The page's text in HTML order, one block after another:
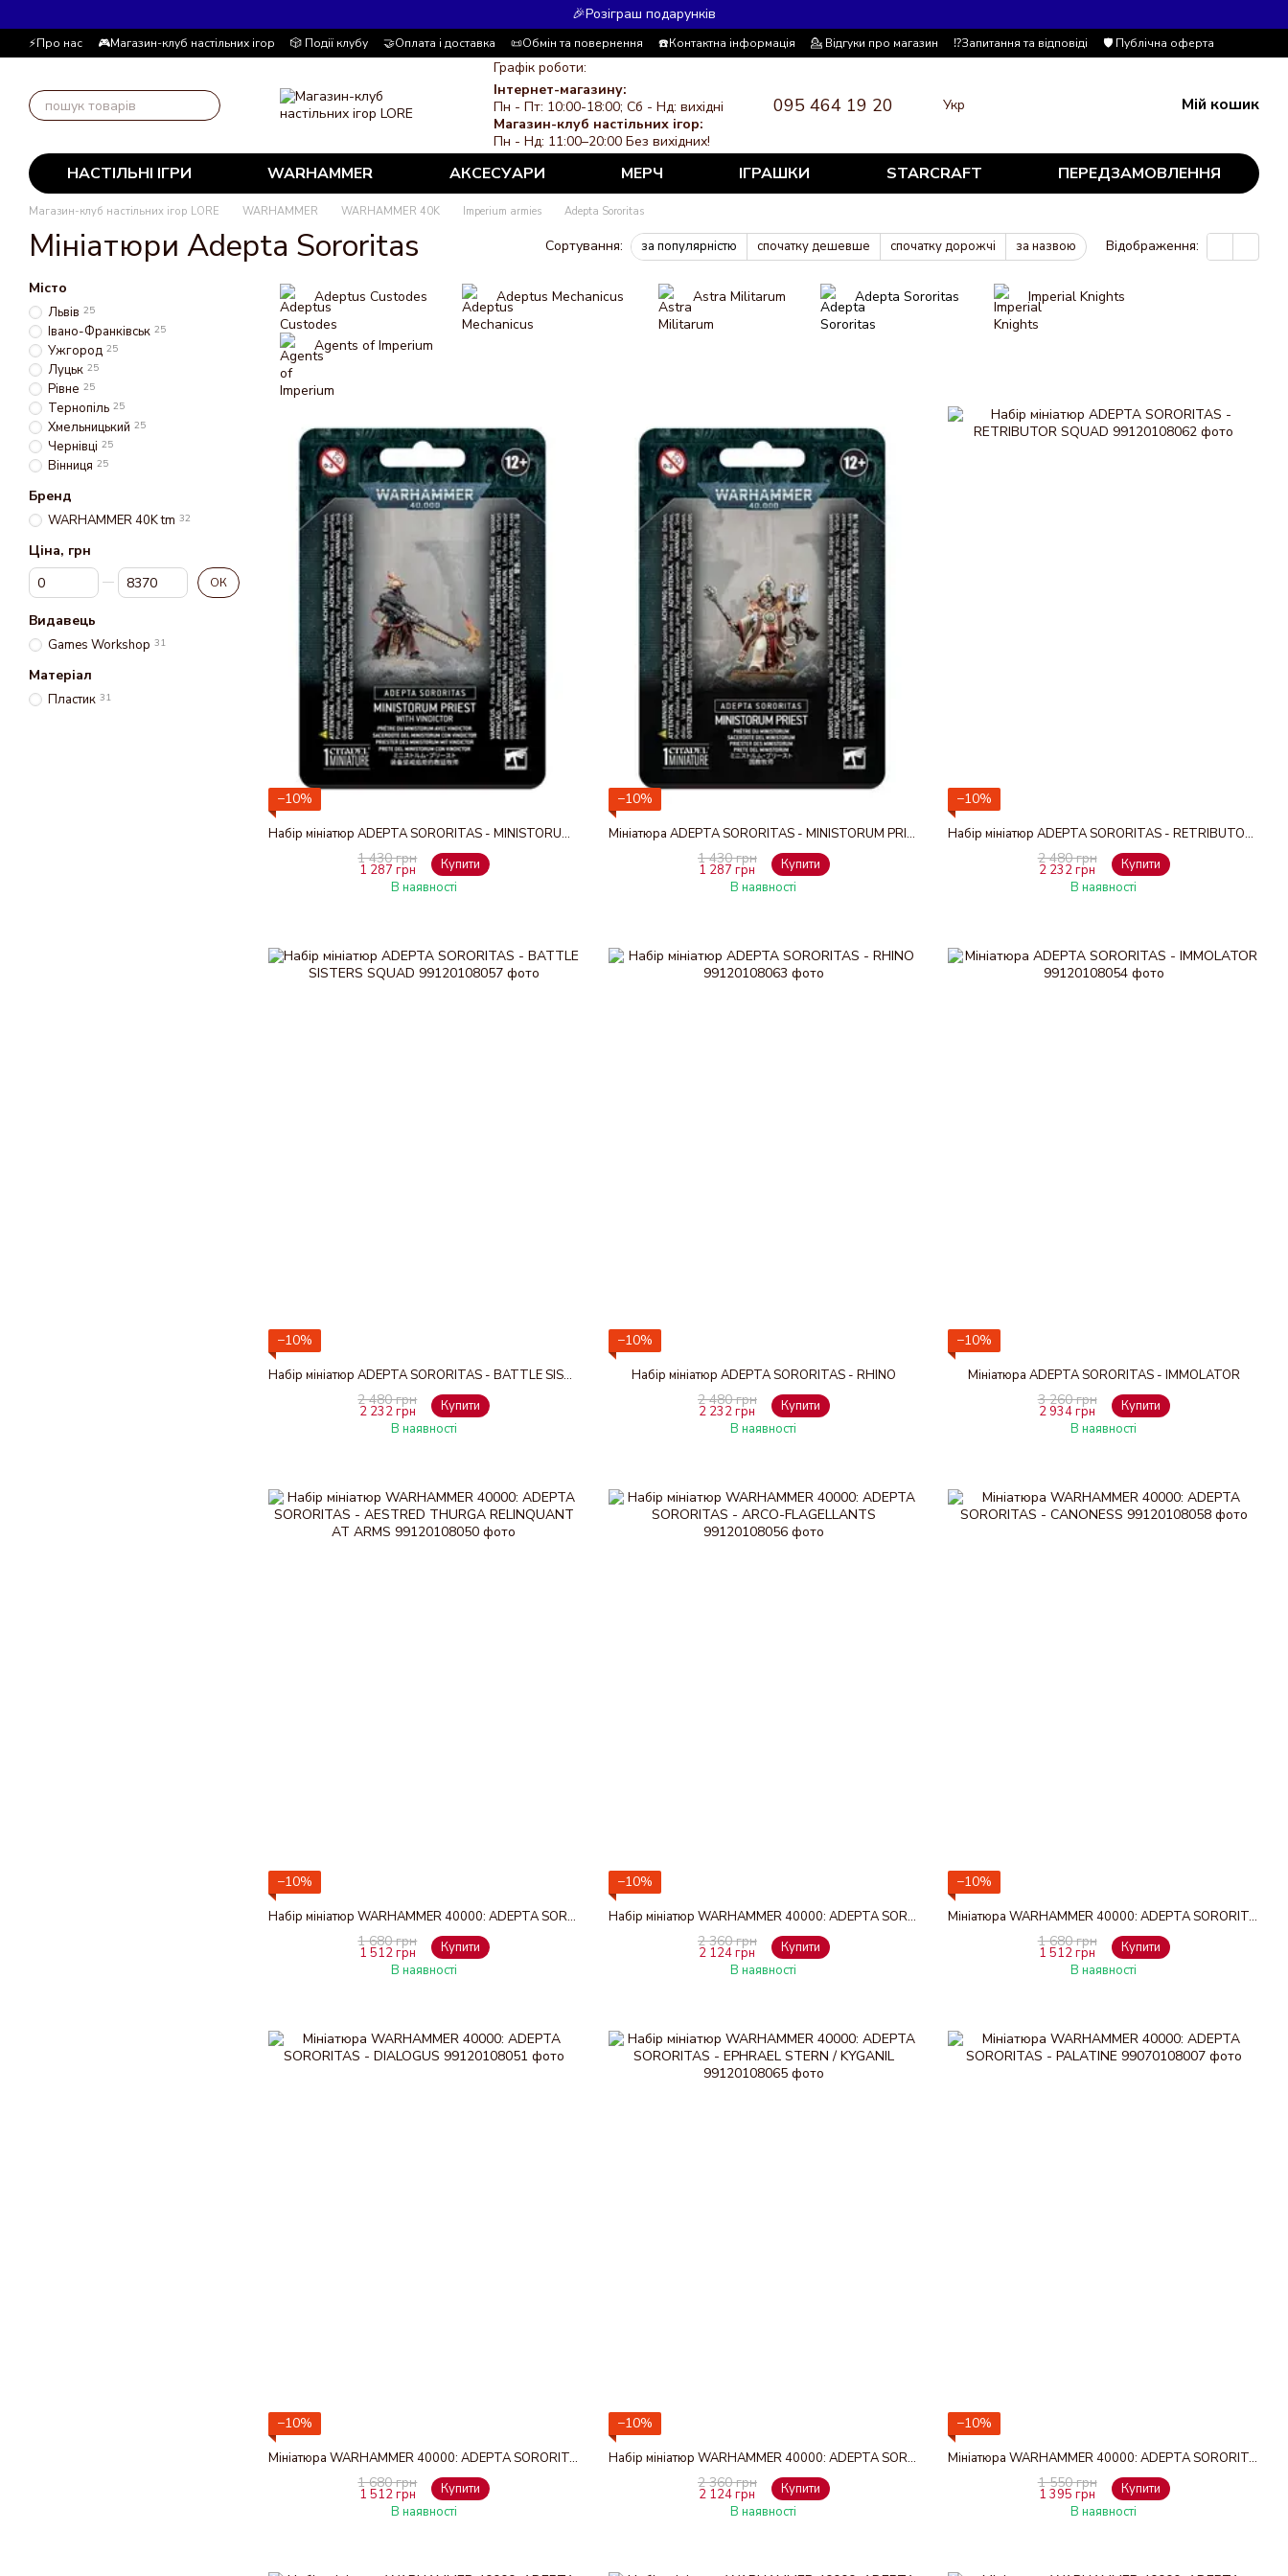
🎉Розіграш подарунків
⚡Про нас 🎮Магазин-клуб настільних ігор 🎲 Події клубу 🤝Оплата і доставка 📜Обмін та повернення ☎️Контактна інформація 💁 Відгуки про магазин ⁉️Запитання та відповіді
🛡️ Публічна оферта
📚Блог
Автор блогу 📰 Угода користувача 💸 Накопичувальна система знижок ЗМІ про нас Політика конфіденційності
Графік роботи:
Інтернет-магазину:
Пн - Пт: 10:00-18:00; Сб - Нд: вихідні
Магазин-клуб настільних ігор:
Пн - Нд: 11:00–20:00 Без вихідних!
095 464 19 20 Укр Мій кошик
НАСТІЛЬНІ ІГРИ WARHAMMER АКСЕСУАРИ МЕРЧ ІГРАШКИ STARCRAFT ПЕРЕДЗАМОВЛЕННЯ
Магазин-клуб настільних ігор LORE WARHAMMER WARHAMMER 40K Imperium armies Adepta Sororitas
Мініатюри Adepta Sororitas Сортування: за популярністю спочатку дешевше спочатку дорожчі за назвою Відображення:
Adeptus Custodes Adeptus Mechanicus Astra Militarum Adepta Sororitas Imperial Knights
Agents of Imperium
−10%
Набір мініатюр ADEPTA SORORITAS - MINISTORUM PRIEST WITH VINDICTOR
1 430 грн
1 287 грн
Купити
В наявності
−10%
Мініатюра ADEPTA SORORITAS - MINISTORUM PRIEST
1 430 грн
1 287 грн
Купити
В наявності
−10%
Набір мініатюр ADEPTA SORORITAS - RETRIBUTOR SQUAD
2 480 грн
2 232 грн
Купити
В наявності
−10%
Набір мініатюр ADEPTA SORORITAS - BATTLE SISTERS SQUAD
2 480 грн
2 232 грн
Купити
В наявності
−10%
Набір мініатюр ADEPTA SORORITAS - RHINO
2 480 грн
2 232 грн
Купити
В наявності
−10%
Мініатюра ADEPTA SORORITAS - IMMOLATOR
3 260 грн
2 934 грн
Купити
В наявності
−10%
Набір мініатюр WARHAMMER 40000: ADEPTA SORORITAS - AESTRED THURGA RELINQUANT AT ARMS
1 680 грн
1 512 грн
Купити
В наявності
−10%
Набір мініатюр WARHAMMER 40000: ADEPTA SORORITAS - ARCO-FLAGELLANTS
2 360 грн
2 124 грн
Купити
В наявності
−10%
Мініатюра WARHAMMER 40000: ADEPTA SORORITAS - CANONESS
1 680 грн
1 512 грн
Купити
В наявності
−10%
Мініатюра WARHAMMER 40000: ADEPTA SORORITAS - DIALOGUS
1 680 грн
1 512 грн
Купити
В наявності
−10%
Набір мініатюр WARHAMMER 40000: ADEPTA SORORITAS - EPHRAEL STERN / KYGANIL
2 360 грн
2 124 грн
Купити
В наявності
−10%
Мініатюра WARHAMMER 40000: ADEPTA SORORITAS - PALATINE
1 550 грн
1 395 грн
Купити
В наявності
Місто
Львів 25
Івано-Франківськ 25
Ужгород 25
Луцьк 25
Рівне 25
Тернопіль 25
Хмельницький 25
Чернівці 25
Вінниця 25
Бренд
WARHAMMER 40K tm 32
Ціна, грн
Від Ціна, грн
До Ціна, грн ОК
Видавець
Games Workshop 31
Матеріал
Пластик 31